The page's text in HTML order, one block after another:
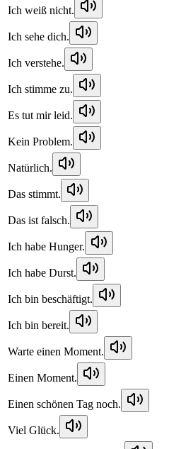
Ich weiß nicht.
Ich sehe dich.
Ich verstehe.
Ich stimme zu.
Es tut mir leid.
Kein Problem.
Natürlich.
Das stimmt.
Das ist falsch.
Ich habe Hunger.
Ich habe Durst.
Ich bin beschäftigt.
Ich bin bereit.
Warte einen Moment.
Einen Moment.
Einen schönen Tag noch.
Viel Glück.